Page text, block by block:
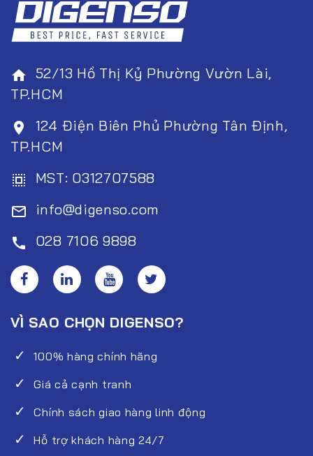
home 52/13 Hồ Thị Kỷ Phường Vườn Lài,
TP.HCM
room
124 Điện Biên Phủ Phường Tân Định,
TP.HCM
select_all MST: 0312707588
mail_outline info@digenso.com
call 028 7106 9898
VÌ SAO CHỌN DIGENSO?
100% hàng chính hãng
Giá cả cạnh tranh
Chính sách giao hàng linh động
Hỗ trợ khách hàng 24/7